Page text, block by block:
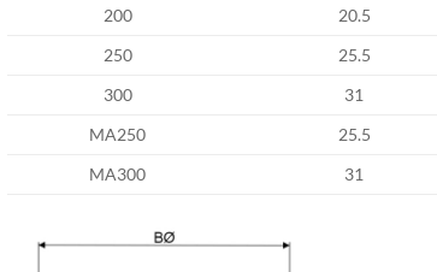
200
20.5
250
25.5
300
31
MA250
25.5
MA300
31